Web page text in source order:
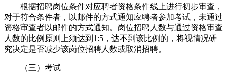
根据招聘岗位条件对应聘者资格条件线上进行初步审查，
对于符合条件者，以邮件的方式通知应聘者参加考试，未通过
资格审查者以邮件的方式通知。岗位招聘人数与通过资格审查
人数的比例原则上须达到1:5，达不到该比例的，将视情况研
究决定是否减少该岗位招聘人数或取消招聘。
（三）考试